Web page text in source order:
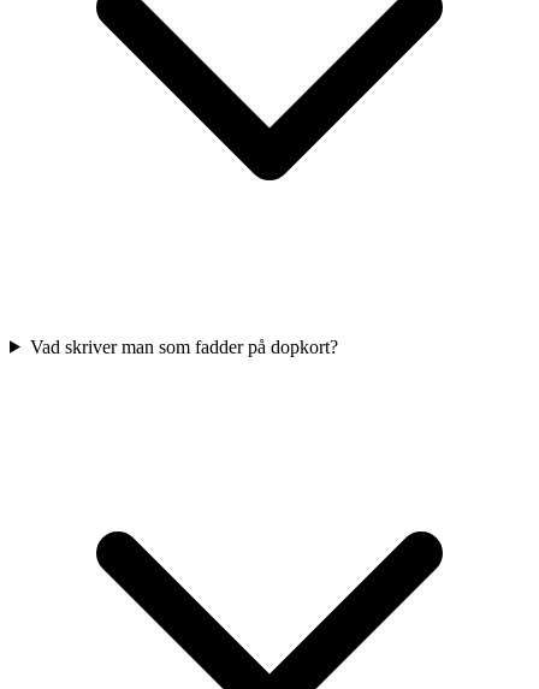
Vad skriver man som fadder på dopkort?